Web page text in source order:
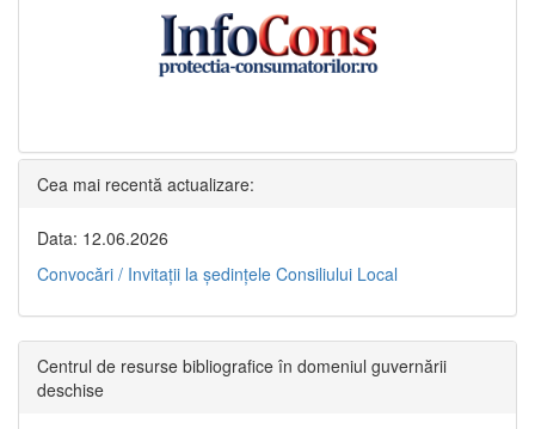
Cea mai recentă actualizare:
Data: 12.06.2026
Convocări / Invitaţii la şedinţele Consiliului Local
Centrul de resurse bibliografice în domeniul guvernării
deschise